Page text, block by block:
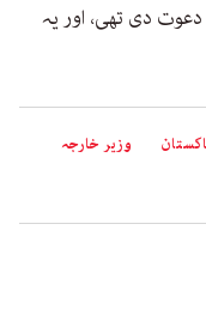
دی تھی، اور یہ
وزیر خارجہ